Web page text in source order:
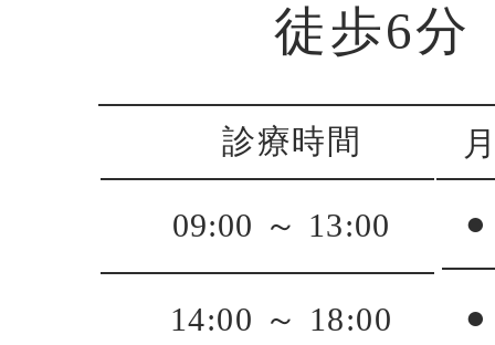
徒歩6分
診療時間 月
09:00 ～ 13:00 ●
14:00 ～ 18:00 ●